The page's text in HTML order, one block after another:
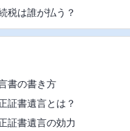
税は誰が払う？
書の書き方
証書遺言とは？
証書遺言の効力